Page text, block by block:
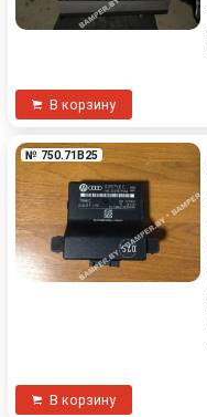
В корзину
№ 750.71B25
В корзину